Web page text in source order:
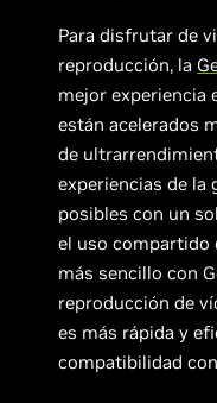
Para disfrutar de
reproducción, la
mejor experiencia
están acelerados
de
experiencias de la
posibles con un
el uso compartido
más sencillo con
reproducción de
es más rápida y
compatibilidad con